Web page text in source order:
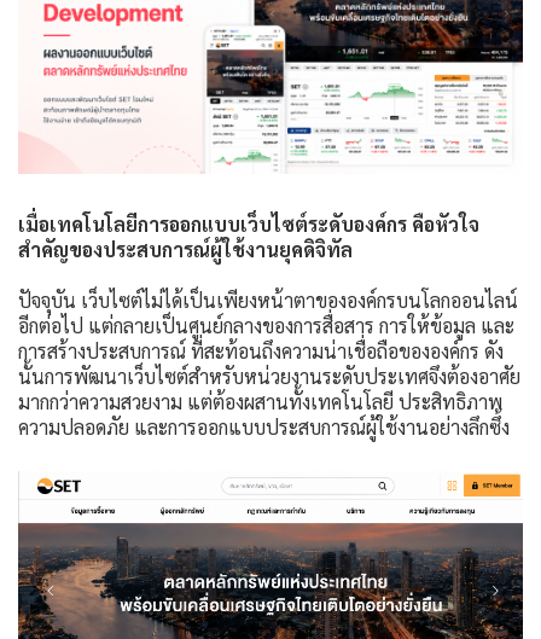
เมื่อเทคโนโลยีการออกแบบเว็บไซต์ระดับองค์กร คือหัวใจ
สำคัญของประสบการณ์ผู้ใช้งานยุคดิจิทัล
ปัจจุบัน เว็บไซต์ไม่ได้เป็นเพียงหน้าตาขององค์กรบนโลกออนไลน์
อีกต่อไป แต่กลายเป็นศูนย์กลางของการสื่อสาร การให้ข้อมูล และ
การสร้างประสบการณ์ ที่สะท้อนถึงความน่าเชื่อถือขององค์กร ดัง
นั้นการพัฒนาเว็บไซต์สำหรับหน่วยงานระดับประเทศจึงต้องอาศัย
มากกว่าความสวยงาม แต่ต้องผสานทั้งเทคโนโลยี ประสิทธิภาพ
ความปลอดภัย และการออกแบบประสบการณ์ผู้ใช้งานอย่างลึกซึ้ง